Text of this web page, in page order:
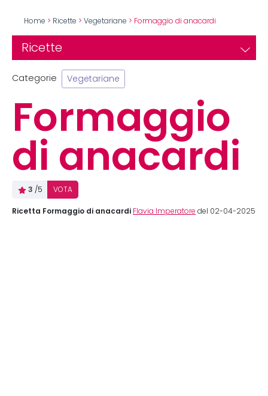
Home > Ricette > Vegetariane > Formaggio di anacardi
Ricette
Categorie Vegetariane
Formaggio
di anacardi
3 /5 VOTA
Ricetta Formaggio di anacardi Flavia Imperatore del 02-04-2025